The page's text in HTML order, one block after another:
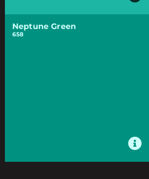
Neptune Green
658